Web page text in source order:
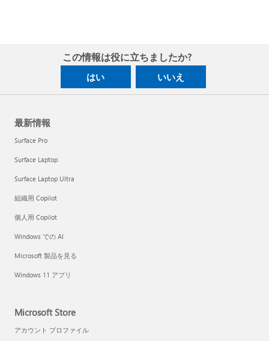
この情報は役に立ちましたか?
はい いいえ
最新情報
Surface Pro
Surface Laptop
Surface Laptop Ultra
組織用 Copilot
個人用 Copilot
Windows での AI
Microsoft 製品を見る
Windows 11 アプリ
Microsoft Store
アカウント プロファイル